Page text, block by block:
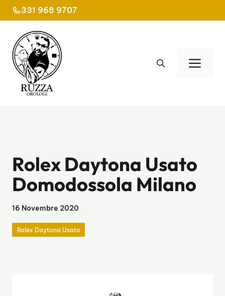
al
contenuto
331 968 9707
Rolex Daytona Usato
Domodossola Milano
16 Novembre 2020
Rolex Daytona Usato